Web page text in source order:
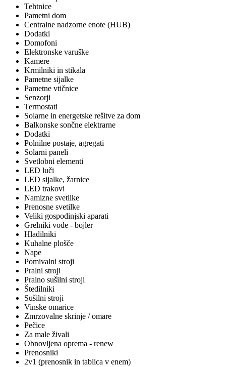
Tehtnice
Pametni dom
Centralne nadzorne enote (HUB)
Dodatki
Domofoni
Elektronske varuške
Kamere
Krmilniki in stikala
Pametne sijalke
Pametne vtičnice
Senzorji
Termostati
Solarne in energetske rešitve za dom
Balkonske sončne elektrarne
Dodatki
Polnilne postaje, agregati
Solarni paneli
Svetlobni elementi
LED luči
LED sijalke, žarnice
LED trakovi
Namizne svetilke
Prenosne svetilke
Veliki gospodinjski aparati
Grelniki vode - bojler
Hladilniki
Kuhalne plošče
Nape
Pomivalni stroji
Pralni stroji
Pralno sušilni stroji
Štedilniki
Sušilni stroji
Vinske omarice
Zmrzovalne skrinje / omare
Pečice
Za male živali
Obnovljena oprema - renew
Prenosniki
2v1 (prenosnik in tablica v enem)